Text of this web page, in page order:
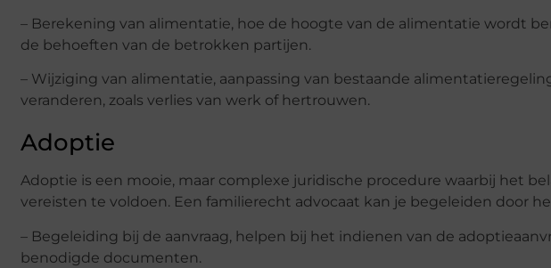
– Berekening van alimentatie, hoe de hoogte van de alimentatie wordt
de behoeften van de betrokken partijen.
– Wijziging van alimentatie, aanpassing van bestaande
veranderen, zoals verlies van werk of hertrouwen.
Adoptie
Adoptie is een mooie, maar complexe juridische procedure waarbij het
vereisten te voldoen. Een familierecht advocaat kan je begeleiden door
– Begeleiding bij de aanvraag, helpen bij het indienen van de
benodigde documenten.